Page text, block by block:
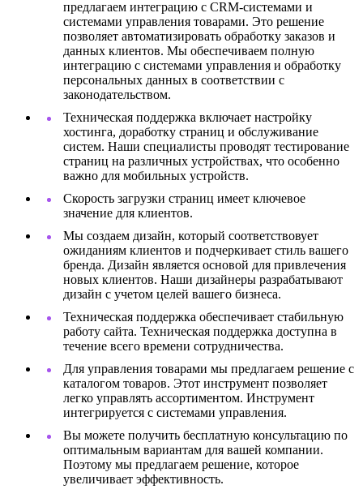
предлагаем интеграцию с CRM-системами и
системами управления товарами. Это решение
позволяет автоматизировать обработку заказов и
данных клиентов. Мы обеспечиваем полную
интеграцию с системами управления и обработку
персональных данных в соответствии с
законодательством.
Техническая поддержка включает настройку
хостинга, доработку страниц и обслуживание
систем. Наши специалисты проводят тестирование
страниц на различных устройствах, что особенно
важно для мобильных устройств.
Скорость загрузки страниц имеет ключевое
значение для клиентов.
Мы создаем дизайн, который соответствовует
ожиданиям клиентов и подчеркивает стиль вашего
бренда. Дизайн является основой для привлечения
новых клиентов. Наши дизайнеры разрабатывают
дизайн с учетом целей вашего бизнеса.
Техническая поддержка обеспечивает стабильную
работу сайта. Техническая поддержка доступна в
течение всего времени сотрудничества.
Для управления товарами мы предлагаем решение с
каталогом товаров. Этот инструмент позволяет
легко управлять ассортиментом. Инструмент
интегрируется с системами управления.
Вы можете получить бесплатную консультацию по
оптимальным вариантам для вашей компании.
Поэтому мы предлагаем решение, которое
увеличивает эффективность.